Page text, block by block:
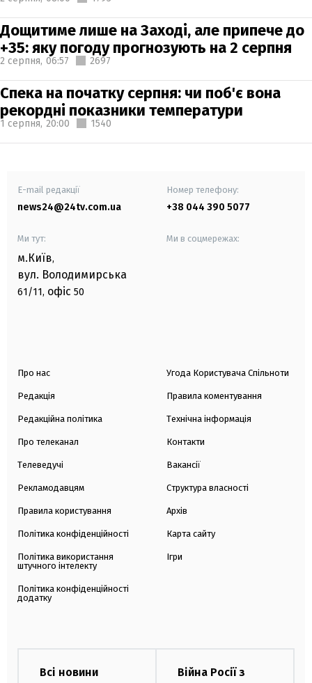
Дощитиме лише на Заході, але припече до
+35: яку погоду прогнозують на 2 серпня
2 серпня, 06:57 2697
Спека на початку серпня: чи поб'є вона
рекордні показники температури
1 серпня, 20:00 1540
E-mail редакції
news24@24tv.com.ua
Номер телефону:
+38 044 390 5077
Ми тут:
м.Київ,
вул. Володимирська
61/11, офіс 50
Ми в соцмережах:
Про нас
Редакція
Редакційна політика
Про телеканал
Телеведучі
Рекламодавцям
Правила користування
Політика конфіденційності
Політика використання
штучного інтелекту
Політика конфіденційності
додатку
Угода Користувача Спільноти
Правила коментування
Технічна інформація
Контакти
Вакансії
Структура власності
Архів
Карта сайту
Ігри
Всі новини
Війна Росії з